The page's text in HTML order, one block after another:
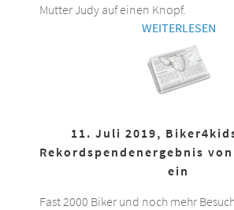
Mutter Judy auf einen Knopf.
WEITERLESEN
11. Juli 2019,
Rekordspendenergebnis
ein
Fast 2000 Biker und noch mehr